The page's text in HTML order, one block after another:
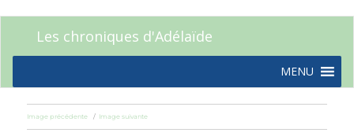
Les chroniques d'Adélaïde
MENU
Image précédente Image suivante